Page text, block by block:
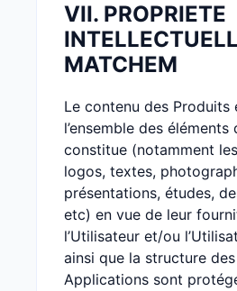
VII. PROPRIETE
MATCHEM
Le contenu des Produits
l’ensemble des éléments
constitue (notamment
logos, textes,
présentations, études,
etc) en vue de leur
l’Utilisateur et/ou
ainsi que la structure
Applications sont